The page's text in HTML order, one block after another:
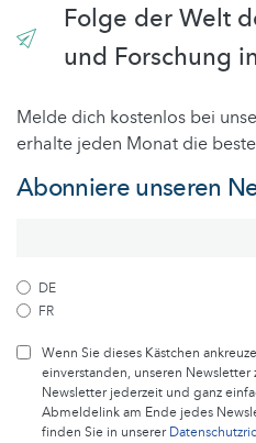
Folge der Welt
und Forschung
Melde dich kostenlos bei
erhalte jeden Monat die
Abonniere unseren
DE
FR
Wenn Sie dieses Kästchen
einverstanden, unseren Newsletter
Newsletter jederzeit und ganz
Abmeldelink am Ende jedes
finden Sie in unserer